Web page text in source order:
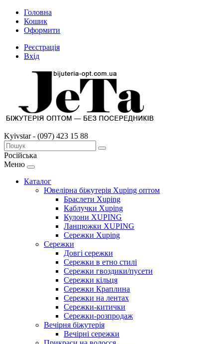
Головна
Кошик
Оформити
Реєстрація
Вхід
Kyivstar - (097) 423 15 88
Російська
Меню
Каталог
Ювелірна біжутерія Xuping оптом
Браслети Xuping
Каблучки Xuping
Кулони XUPING
Ланцюжки XUPING
Сережки Xuping
Сережки
Довгі сережки
Сережки в етно стилі
Сережки гвоздики/пусети
Сережки кільця
Сережки Краплина
Сережки на лентах
Сережки-китички
Сережки-розпродаж
Вечірня біжутерія
Вечірні сережки